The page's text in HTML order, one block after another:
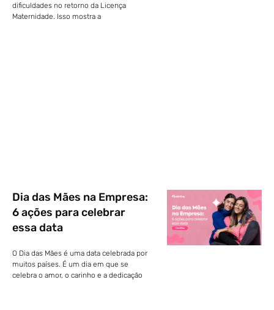
dificuldades no retorno da Licença
Maternidade. Isso mostra a
Dia das Mães na Empresa:
6 ações para celebrar
essa data
O Dia das Mães é uma data celebrada por
muitos países. É um dia em que se
celebra o amor, o carinho e a dedicação